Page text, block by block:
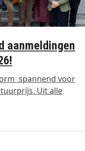
aanmeldingen
spannend voor
Uit alle